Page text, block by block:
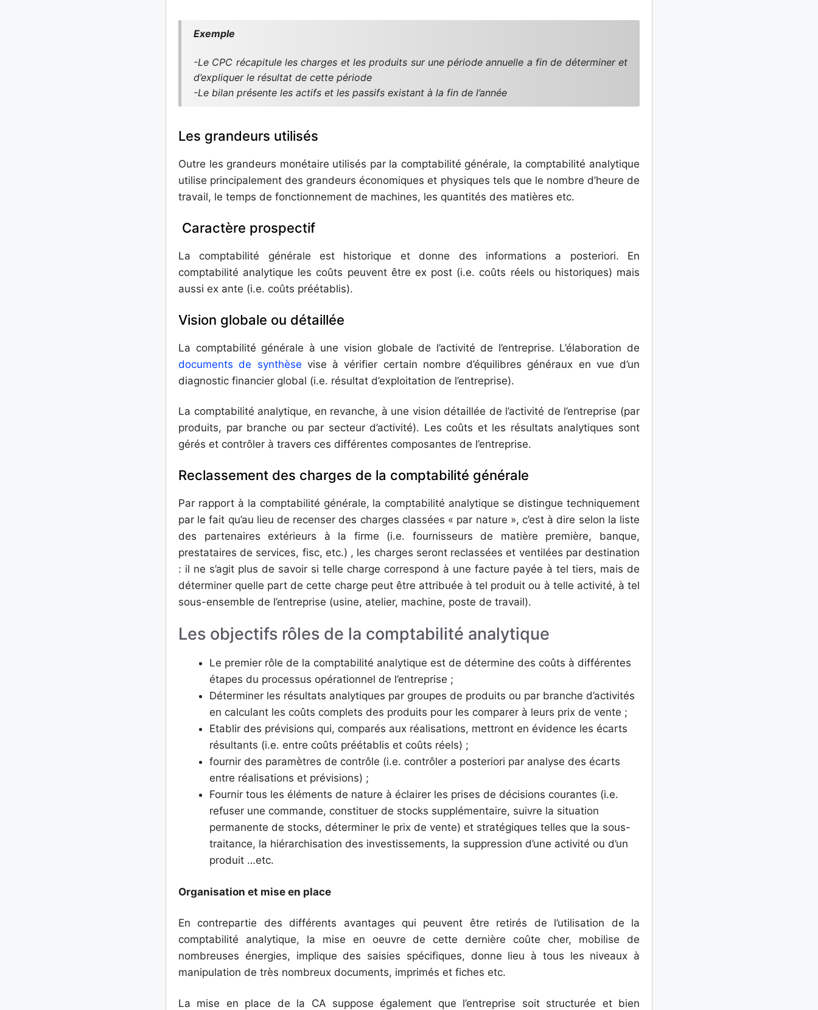
Exemple
-Le CPC récapitule les charges et les produits sur une période annuelle a fin de déterminer et
d’expliquer le résultat de cette période
-Le bilan présente les actifs et les passifs existant à la fin de l’année
Les grandeurs utilisés
Outre les grandeurs monétaire utilisés par la comptabilité générale, la comptabilité analytique
utilise principalement des grandeurs économiques et physiques tels que le nombre d’heure de
travail, le temps de fonctionnement de machines, les quantités des matières etc.
Caractère prospectif
La comptabilité générale est historique et donne des informations a posteriori. En
comptabilité analytique les coûts peuvent être ex post (i.e. coûts réels ou historiques) mais
aussi ex ante (i.e. coûts préétablis).
Vision globale ou détaillée
La comptabilité générale à une vision globale de l’activité de l’entreprise. L’élaboration de
documents de synthèse vise à vérifier certain nombre d’équilibres généraux en vue d’un
diagnostic financier global (i.e. résultat d’exploitation de l’entreprise).
La comptabilité analytique, en revanche, à une vision détaillée de l’activité de l’entreprise (par
produits, par branche ou par secteur d’activité). Les coûts et les résultats analytiques sont
gérés et contrôler à travers ces différentes composantes de l’entreprise.
Reclassement des charges de la comptabilité générale
Par rapport à la comptabilité générale, la comptabilité analytique se distingue techniquement
par le fait qu’au lieu de recenser des charges classées « par nature », c’est à dire selon la liste
des partenaires extérieurs à la firme (i.e. fournisseurs de matière première, banque,
prestataires de services, fisc, etc.) , les charges seront reclassées et ventilées par destination
: il ne s’agit plus de savoir si telle charge correspond à une facture payée à tel tiers, mais de
déterminer quelle part de cette charge peut être attribuée à tel produit ou à telle activité, à tel
sous-ensemble de l’entreprise (usine, atelier, machine, poste de travail).
Les objectifs rôles de la comptabilité analytique
Le premier rôle de la comptabilité analytique est de détermine des coûts à différentes
étapes du processus opérationnel de l’entreprise ;
Déterminer les résultats analytiques par groupes de produits ou par branche d’activités
en calculant les coûts complets des produits pour les comparer à leurs prix de vente ;
Etablir des prévisions qui, comparés aux réalisations, mettront en évidence les écarts
résultants (i.e. entre coûts préétablis et coûts réels) ;
fournir des paramètres de contrôle (i.e. contrôler a posteriori par analyse des écarts
entre réalisations et prévisions) ;
Fournir tous les éléments de nature à éclairer les prises de décisions courantes (i.e.
refuser une commande, constituer de stocks supplémentaire, suivre la situation
permanente de stocks, déterminer le prix de vente) et stratégiques telles que la sous-
traitance, la hiérarchisation des investissements, la suppression d’une activité ou d’un
produit …etc.
Organisation et mise en place
En contrepartie des différents avantages qui peuvent être retirés de l’utilisation de la
comptabilité analytique, la mise en oeuvre de cette dernière coûte cher, mobilise de
nombreuses énergies, implique des saisies spécifiques, donne lieu à tous les niveaux à
manipulation de très nombreux documents, imprimés et fiches etc.
La mise en place de la CA suppose également que l’entreprise soit structurée et bien